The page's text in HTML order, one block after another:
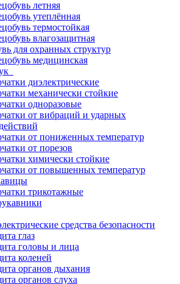
летняя
утеплённая
термостойкая
влагозащитная
для охранных структур
медицинская
диэлектрические
механически стойкие
одноразовые
от вибраций и ударных
от пониженных температур
от порезов
химически стойкие
от повышенных температур
трикотажные
средства безопасности
глаз
головы и лица
коленей
органов дыхания
органов слуха